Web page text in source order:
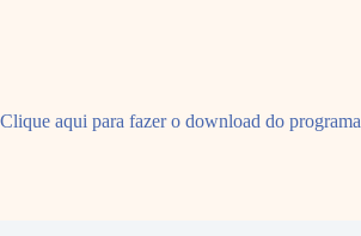
Clique aqui para fazer o download do programa